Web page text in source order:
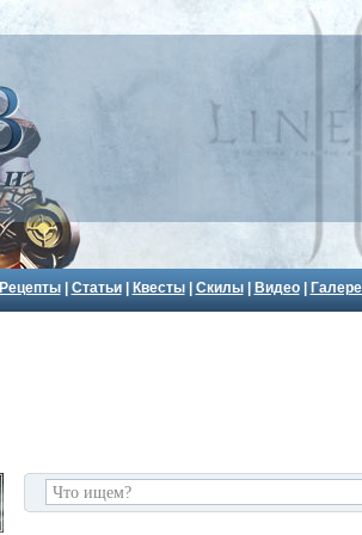
Рецепты| Статьи| Квесты| Скилы| Видео|